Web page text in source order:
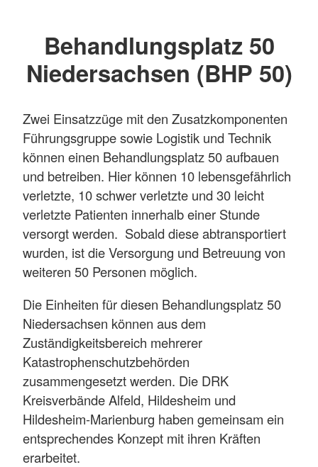
Behandlungsplatz 50
Niedersachsen (BHP 50)
Zwei Einsatzzüge mit den Zusatzkomponenten
Führungsgruppe sowie Logistik und Technik
können einen Behandlungsplatz 50 aufbauen
und betreiben. Hier können 10 lebensgefährlich
verletzte, 10 schwer verletzte und 30 leicht
verletzte Patienten innerhalb einer Stunde
versorgt werden. Sobald diese abtransportiert
wurden, ist die Versorgung und Betreuung von
weiteren 50 Personen möglich.
Die Einheiten für diesen Behandlungsplatz 50
Niedersachsen können aus dem
Zuständigkeitsbereich mehrerer
Katastrophenschutzbehörden
zusammengesetzt werden. Die DRK
Kreisverbände Alfeld, Hildesheim und
Hildesheim-Marienburg haben gemeinsam ein
entsprechendes Konzept mit ihren Kräften
erarbeitet.